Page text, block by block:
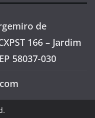
de
166 – Jardim
58037-030